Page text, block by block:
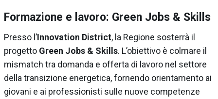
Formazione e lavoro: Green Jobs & Skills
Presso l’Innovation District, la Regione sosterrà il
progetto Green Jobs & Skills. L’obiettivo è colmare il
mismatch tra domanda e offerta di lavoro nel settore
della transizione energetica, fornendo orientamento ai
giovani e ai professionisti sulle nuove competenze